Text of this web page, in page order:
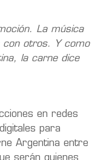
La música
con otros. Y como
la carne dice
en redes
para
Argentina entre
serán quienes